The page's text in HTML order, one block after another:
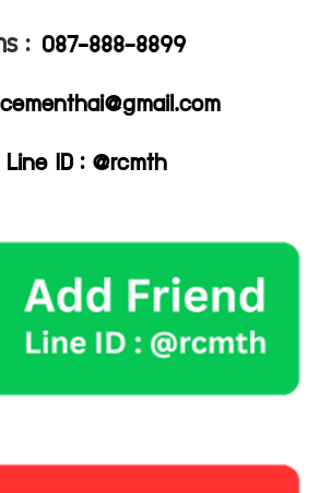
ทร : 087-888-8899
Line ID : @rcmth